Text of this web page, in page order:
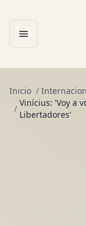
Abrir menú
Inicio /
/
Vinícius: 'Voy a
Libertadores'